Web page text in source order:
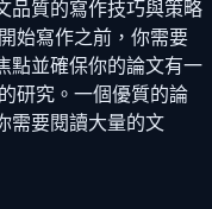
品質的寫作技巧與策略
始寫作之前，你需要
點並確保你的論文有一
研究。一個優質的論
需要閱讀大量的文